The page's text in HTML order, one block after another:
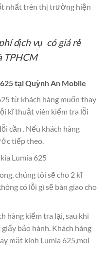
nhất trên thị trường hiện
dịch vụ có giá rẻ
TPHCM
tại Quỳnh An Mobile
từ khách hàng muốn thay
kĩ thuật viên kiểm tra lỗi
cần . Nếu khách hàng
tiếp theo.
Lumia 625
chúng tôi sẽ cho 2 kĩ
có lỗi gì sẽ bàn giao cho
hàng kiểm tra lại, sau khi
bảo hành. Khách hàng
mặt kính Lumia 625,mọi